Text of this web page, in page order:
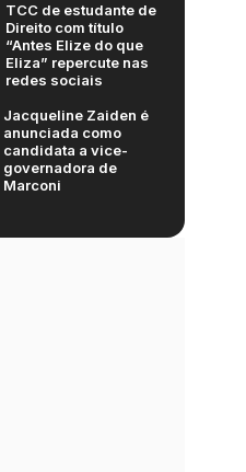
TCC de estudante de
Direito com título
“Antes Elize do que
Eliza” repercute nas
redes sociais
Jacqueline Zaiden é
anunciada como
candidata a vice-
governadora de
Marconi